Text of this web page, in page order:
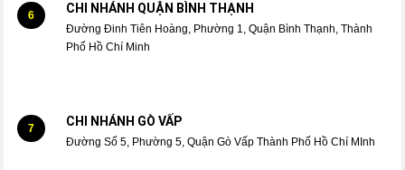
6 CHI NHÁNH QUẬN BÌNH THẠNH
Đường Đinh Tiên Hoàng, Phường 1, Quận Bình Thạnh, Thành
Phố Hồ Chí Minh
7 CHI NHÁNH GÒ VẤP
Đường Số 5, Phường 5, Quận Gò Vấp Thành Phố Hồ Chí MInh